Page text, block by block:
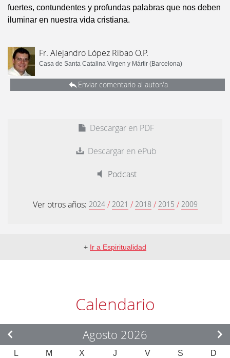
fuertes, contundentes y profundas palabras que nos deben
iluminar en nuestra vida cristiana.
Fr. Alejandro López Ribao O.P.
Casa de Santa Catalina Virgen y Mártir (Barcelona)
Enviar comentario al autor/a
Descargar en PDF
Descargar en ePub
Podcast
Ver otros años: 2024 / 2021 / 2018 / 2015 / 2009
+ Ir a Espiritualidad
Calendario
Agosto 2026
L M X J V S D